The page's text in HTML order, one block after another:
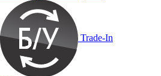
Trade-In